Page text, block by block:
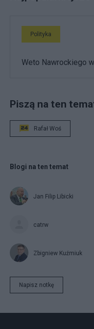
Polityka
Weto Nawrockiego
Piszą na ten
Rafał Woś
Blogi na ten temat
Jan Filip Libicki
catrw
Zbigniew Kuźmiuk
Napisz notkę